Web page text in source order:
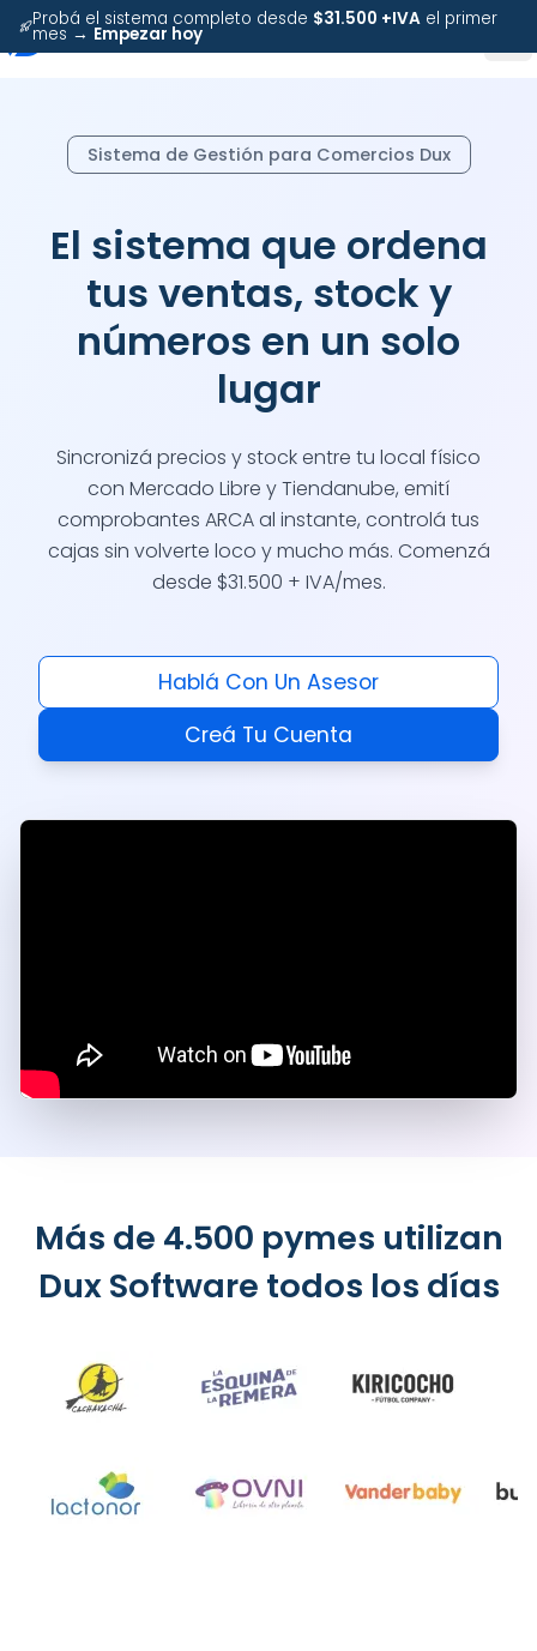
Probá el sistema completo desde $31.500 +IVAel primer
mes → Empezar hoy
Sistema de Gestión para Comercios Dux
El sistema que ordena
tus ventas, stock y
números en un solo
lugar
Sincronizá precios y stock entre tu local físico
con Mercado Libre y Tiendanube, emití
comprobantes ARCA al instante, controlá tus
cajas sin volverte loco y mucho más. Comenzá
desde $31.500 + IVA/mes.
Hablá Con Un Asesor
Creá Tu Cuenta
Más de 4.500 pymes utilizan
Dux Software todos los días